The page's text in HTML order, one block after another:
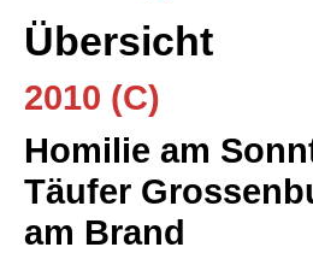
Übersicht
2010 (C)
Homilie am
Täufer
am Brand